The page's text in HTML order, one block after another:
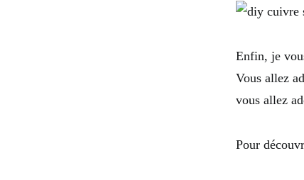
Enfin, je
Vous allez
vous allez
Pour